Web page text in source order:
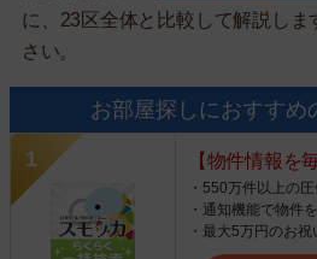
に、23区全体と比較して解説し
さい。
お部屋探しにおすすめ
【物件情報を
・550万件以上の
・通知機能で物件
・最大5万円のお